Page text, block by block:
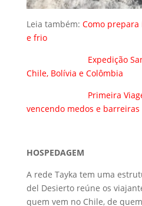
Leia também: Como
e frio
Expedição
Chile, Bolívia e Colômbia
Primeira
vencendo medos e barreiras
HOSPEDAGEM
A rede Tayka tem uma
del Desierto reúne os
quem vem no Chile, de